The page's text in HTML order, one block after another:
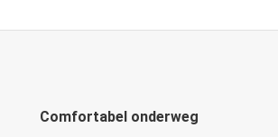
Comfortabel onderweg